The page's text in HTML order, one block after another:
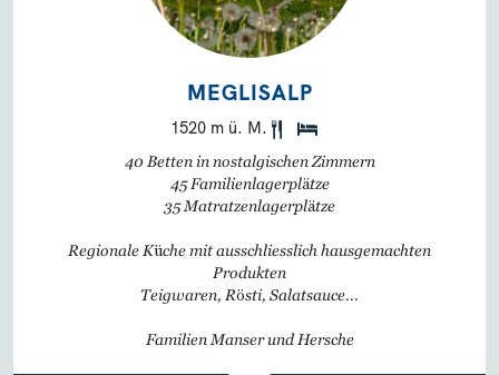
MEGLISALP
1520 m ü. M.
40 Betten in nostalgischen Zimmern
45 Familienlagerplätze
35 Matratzenlagerplätze
Regionale Küche mit ausschliesslich hausgemachten
Produkten
Teigwaren, Rösti, Salatsauce...
Familien Manser und Hersche